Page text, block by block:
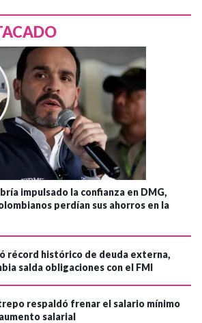
impulsado la confianza en DMG,
perdían sus ahorros en la
récord histórico de deuda externa,
salda obligaciones con el FMI
respaldó frenar el salario mínimo
salarial